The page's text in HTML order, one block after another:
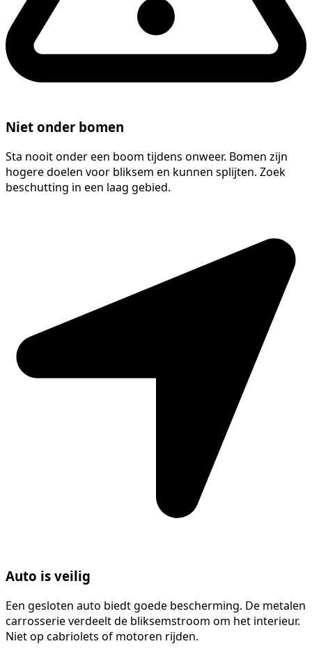
Niet onder bomen
Sta nooit onder een boom tijdens onweer. Bomen zijn
hogere doelen voor bliksem en kunnen splijten. Zoek
beschutting in een laag gebied.
Auto is veilig
Een gesloten auto biedt goede bescherming. De metalen
carrosserie verdeelt de bliksemstroom om het interieur.
Niet op cabriolets of motoren rijden.